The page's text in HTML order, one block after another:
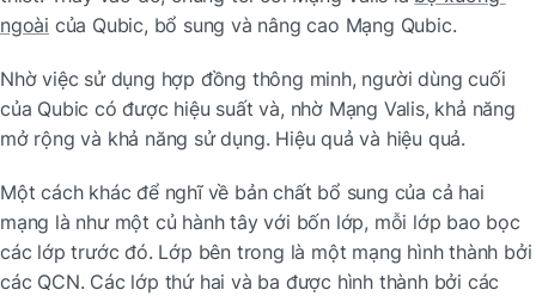
ngoài của Qubic, bổ sung và nâng cao Mạng Qubic.
Nhờ việc sử dụng hợp đồng thông minh, người dùng cuối
của Qubic có được hiệu suất và, nhờ Mạng Valis, khả năng
mở rộng và khả năng sử dụng. Hiệu quả và hiệu quả.
Một cách khác để nghĩ về bản chất bổ sung của cả hai
mạng là như một củ hành tây với bốn lớp, mỗi lớp bao bọc
các lớp trước đó. Lớp bên trong là một mạng hình thành bởi
các QCN. Các lớp thứ hai và ba được hình thành bởi các